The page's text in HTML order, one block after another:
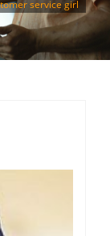
service girl